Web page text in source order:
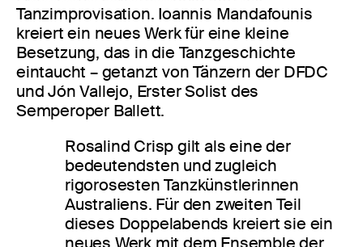
Tanzimprovisation. Ioannis Mandafounis
kreiert ein neues Werk für eine kleine
Besetzung, das in die Tanzgeschichte
eintaucht – getanzt von Tänzern der DFDC
und Jón Vallejo, Erster Solist des
Semperoper Ballett.
Rosalind Crisp gilt als eine der
bedeutendsten und zugleich
rigorosesten Tanzkünstlerinnen
Australiens. Für den zweiten Teil
dieses Doppelabends kreiert sie ein